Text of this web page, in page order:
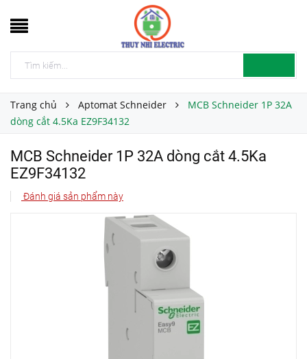
Trang chủ Aptomat Schneider
MCB Schneider 1P 32A
dòng cắt 4.5Ka EZ9F34132
MCB Schneider 1P 32A dòng cắt 4.5Ka
EZ9F34132
Đánh giá sản phẩm này